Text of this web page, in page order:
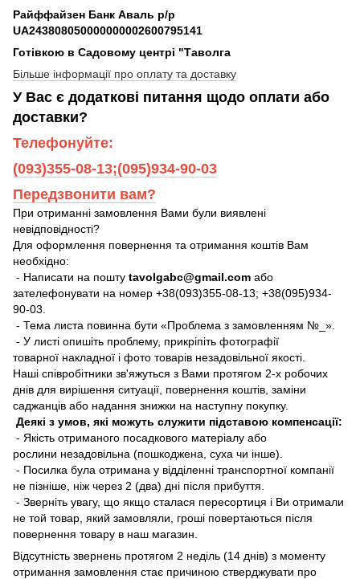
Райффайзен Банк Аваль р/р
UA243808050000000002600795141
Готівкою в Садовому центрі "Таволга
Більше інформації про оплату та доставку
У Вас є додаткові питання щодо оплати або
доставки?
Телефонуйте:
(093)355-08-13;(095)934-90-03
Передзвонити вам?
При отриманні замовлення Вами були виявлені
невідповідності?
Для оформлення повернення та отримання коштів Вам
необхідно:
- Написати на пошту tavolgabc@gmail.com або
зателефонувати на номер +38(093)355-08-13; +38(095)934-
90-03.
- Тема листа повинна бути «Проблема з замовленням №_».
- У листі опишіть проблему, прикріпіть фотографії
товарної накладної і фото товарів незадовільної якості.
Наші співробітники зв'яжуться з Вами протягом 2-х робочих
днів для вирішення ситуації, повернення коштів, заміни
саджанців або надання знижки на наступну покупку.
Деякі з умов, які можуть служити підставою компенсації:
- Якість отриманого посадкового матеріалу або
рослини незадовільна (пошкоджена, суха чи інше).
- Посилка була отримана у відділенні транспортної компанії
не пізніше, ніж через 2 (два) дні після прибуття.
- Зверніть увагу, що якщо сталася пересортиця і Ви отримали
не той товар, який замовляли, гроші повертаються після
повернення товару в наш магазин.
Відсутність звернень протягом 2 неділь (14 днів) з моменту
отримання замовлення стає причиною стверджувати про